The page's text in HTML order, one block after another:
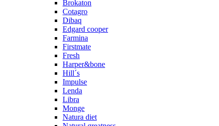
Brokaton
Cotagro
Dibaq
Edgard cooper
Farmina
Firstmate
Fresh
Harper&bone
Hill´s
Impulse
Lenda
Libra
Monge
Natura diet